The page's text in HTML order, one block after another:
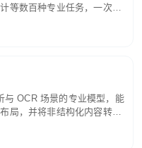
等数百种专业任务，一次对
贯穿规划、执行与验证全流
析。长程任务中自主规划与
与 OCR 场景的专业模型，能
局，并将非结构化内容转换
果。